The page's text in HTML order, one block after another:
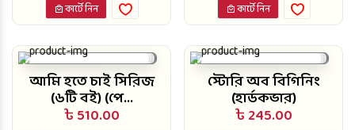
কার্টে নিন কার্টে নিন
আমি হতে চাই সিরিজ
(৬টি বই) (পে...
৳ 510.00
স্টোরি অব বিগিনিং
(হার্ডকভার)
৳ 245.00